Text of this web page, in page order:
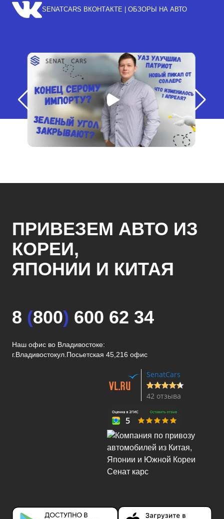
SENATCARS ВКОНТАКТЕ | ОБЗОРЫ НА АВТО
ПРИВЕЗЕМ АВТО ИЗ
КОРЕИ,
ЯПОНИИ И КИТАЯ
8 (800) 600 62 34
Наш офис во Владивостоке:
г.Владивостокул.Посьетская 45,216 офис
SenatCars
42 отзыва